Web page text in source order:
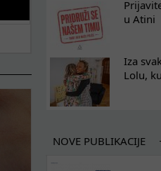
u Atini
Iza
Lolu,
NOVE PUBLIKACIJE